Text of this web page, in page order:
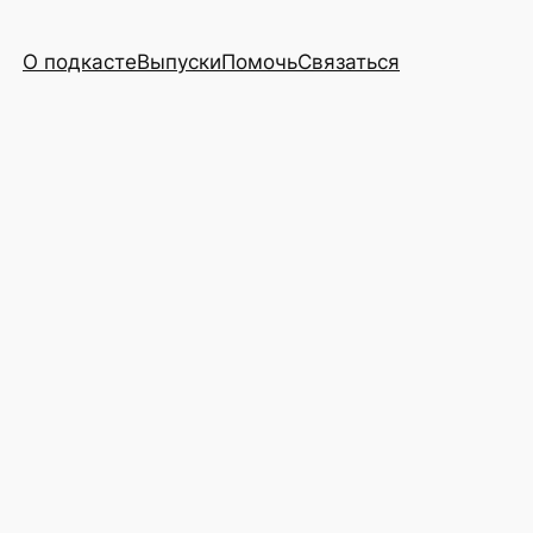
О подкастеВыпускиПомочьСвязаться